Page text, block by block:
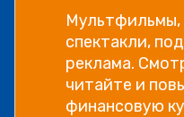
спектакли,
реклама.
читайте и
финансовую